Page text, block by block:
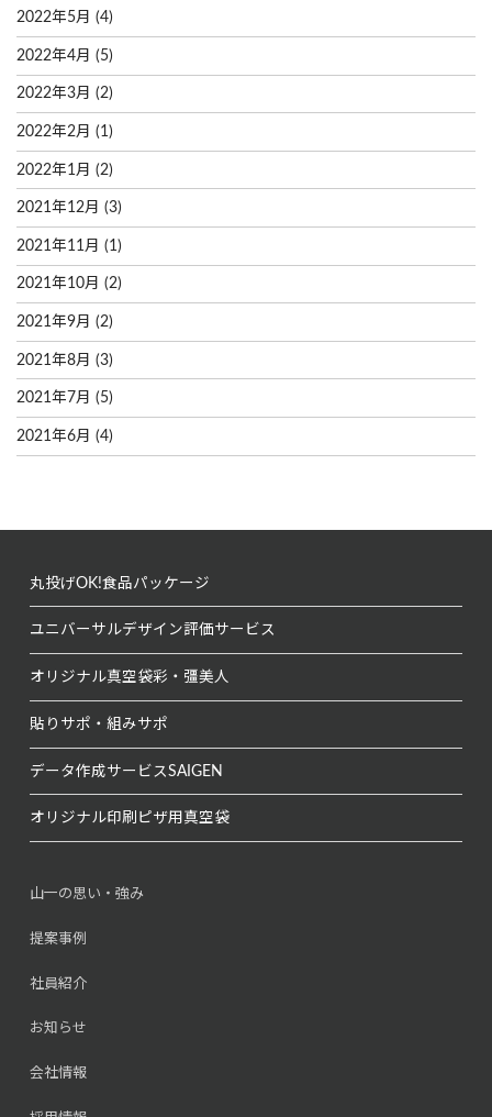
2022年5月 (4)
2022年4月 (5)
2022年3月 (2)
2022年2月 (1)
2022年1月 (2)
2021年12月 (3)
2021年11月 (1)
2021年10月 (2)
2021年9月 (2)
2021年8月 (3)
2021年7月 (5)
2021年6月 (4)
丸投げOK!食品パッケージ
ユニバーサルデザイン評価サービス
オリジナル真空袋彩・彊美人
貼りサポ・組みサポ
データ作成サービスSAIGEN
オリジナル印刷 ピザ用真空袋
山一の思い・強み
提案事例
社員紹介
お知らせ
会社情報